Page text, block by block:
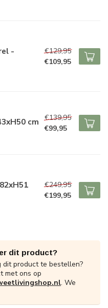
-
€129,95
€109,95
cm
€139,95
€99,95
€249,95
€199,95
dit product?
dit product te bestellen?
met ons op
. We